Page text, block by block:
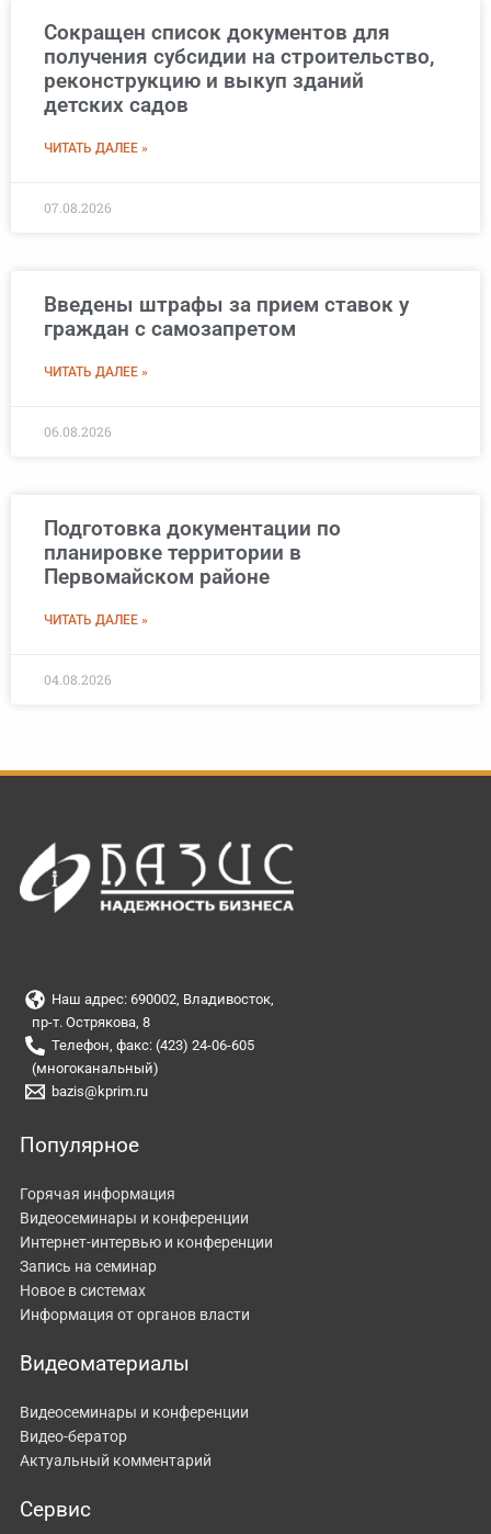
Сокращен список документов для
получения субсидии на строительство,
реконструкцию и выкуп зданий
детских садов
ЧИТАТЬ ДАЛЕЕ »
07.08.2026
Введены штрафы за прием ставок у
граждан с самозапретом
ЧИТАТЬ ДАЛЕЕ »
06.08.2026
Подготовка документации по
планировке территории в
Первомайском районе
ЧИТАТЬ ДАЛЕЕ »
04.08.2026
Наш адрес: 690002, Владивосток,
пр-т. Острякова, 8
Телефон, факс: (423) 24-06-605
(многоканальный)
bazis@kprim.ru
Популярное
Горячая информация
Видеосеминары и конференции
Интернет-интервью и конференции
Запись на семинар
Новое в системах
Информация от органов власти
Видеоматериалы
Видеосеминары и конференции
Видео-бератор
Актуальный комментарий
Сервис